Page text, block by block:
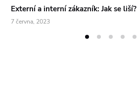
Externí a interní zákazník: Jak se liší?
7 června, 2023